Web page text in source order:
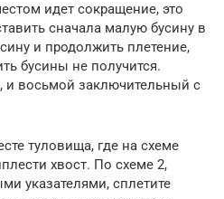
идет сокращение, это
сначала малую бусину в
и продолжить плетение,
бусины не получится.
и восьмой заключительный с
туловища, где на схеме
хвост. По схеме 2,
указателями, сплетите